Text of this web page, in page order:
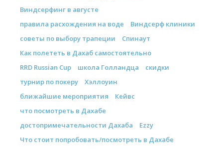
Виндсерфинг в августе
правила расхождения на воде
Виндсерф клиники
советы по выбору трапеции
Спинаут
Как полететь в Дахаб самостоятельно
RRD Russian Cup
школа Голландца
скидки
турнир по покеру
Хэллоуин
ближайшие мероприятия
Кейвс
что посмотреть в Дахабе
достопримечательности Дахаба
Ezzy
Что стоит попробовать/посмотреть в Дахабе